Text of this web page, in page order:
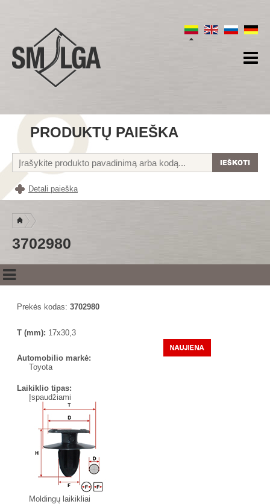
PRODUKTŲ PAIEŠKA
Detali paieška
3702980
Prekės kodas: 3702980
T (mm): 17x30,3
Automobilio markė:
Toyota
Laikiklio tipas:
Įspaudžiami
Moldingų laikikliai